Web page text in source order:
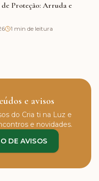
Proteção: Arruda e
1 min de leitura
e avisos
do Cria ti na Luz e
e novidades.
DE AVISOS